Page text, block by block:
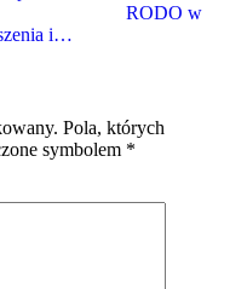
RODO w
i…
Pola, których
symbolem *